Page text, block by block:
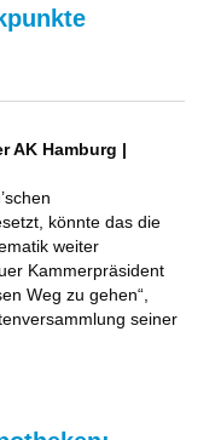
AK Hamburg |
könnte das die
weiter
Kammerpräsident
Weg zu gehen“,
seiner